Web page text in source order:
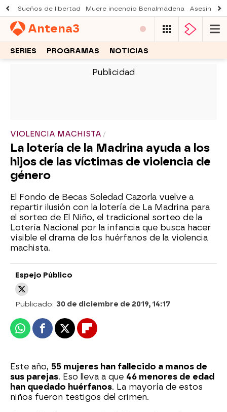
Sueños de libertad Muere incendio Benalmádena Asesinato
Antena3
SERIES PROGRAMAS NOTICIAS
VIOLENCIA MACHISTA
La lotería de la Madrina ayuda a los
hijos de las víctimas de violencia de
género
El Fondo de Becas Soledad Cazorla vuelve a
repartir ilusión con la lotería de La Madrina para
el sorteo de El Niño, el tradicional sorteo de la
Lotería Nacional por la infancia que busca hacer
visible el drama de los huérfanos de la violencia
machista.
Espejo Público
Publicado: 30 de diciembre de 2019, 14:17
WhatsappFacebook
X Flipboard
Este año, 55 mujeres han fallecido a manos de
sus parejas. Eso lleva a que 46 menores de edad
han quedado huérfanos. La mayoría de estos
niños fueron testigos del crimen.